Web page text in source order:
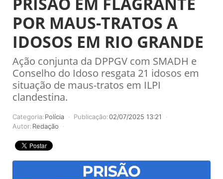
POR MAUS-TRATOS A
IDOSOS EM RIO GRANDE
Ação conjunta da DPPGV com SMADH e
Conselho do Idoso resgata 21 idosos em
situação de maus-tratos em ILPI
clandestina.
Categoria: Polícia Publicação:02/07/2025 13:21
Autor: Redação